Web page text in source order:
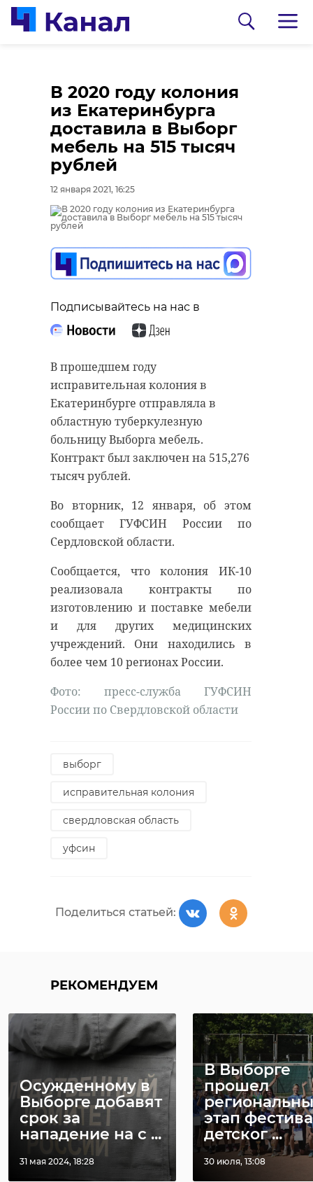
В 2020 году колония
из Екатеринбурга
доставила в Выборг
мебель на 515 тысяч
рублей
12 января 2021, 16:25
Подписывайтесь на нас в
В прошедшем году
исправительная колония в
Екатеринбурге отправляла в
областную туберкулезную
больницу Выборга мебель.
Контракт был заключен на 515,276
тысяч рублей.
Во вторник, 12 января, об этом
сообщает ГУФСИН России по
Сердловской области.
Сообщается, что колония ИК-10
реализовала контракты по
изготовлению и поставке мебели
и для других медицинских
учреждений. Они находились в
более чем 10 регионах России.
Фото: пресс-служба ГУФСИН
России по Свердловской области
выборг
исправительная колония
свердловская область
уфсин
Поделиться статьей:
РЕКОМЕНДУЕМ
Осужденному в
Выборге добавят
срок за
нападение на с ...
31 мая 2024, 18:28
В Выборге
прошел
этап
детског ...
30 июля, 13:08
0:00
В Гатчинском районе
реставрируют
“особняк с
века
18 августа 2020, 16:53
Подписывайтесь на нас в
Сейчас расчищают рамы, снимают
старый слой краски.
Реставрируют уникальные
витражи в морском стиле.
Впереди шпаклевка дома,
антибиологическая и
противопожарная обработка.
гатчинский район
реставрация
РЕКОМЕНДУЕМ
Хирург из
Петербурга
восстанавливает
старинную финск
Уникальную
реликвию
века
0:00
Сосновоборец
могилы на
старинном кладбище
об истории города
11 февраля 2020, 14:59
Подписывайтесь на нас в
Руслан Семенченко мечтает,
чтобы историки-профессионалы
больше узнали о жизни Анны. В
этом году бельгийские архивы
рассекретят документы 100-
удастся узнать, какой была жизнь
Анны Беквор и других бельгийцев
в Сосновом Бору.